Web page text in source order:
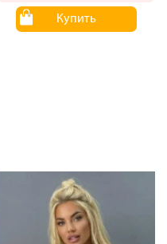
Купить